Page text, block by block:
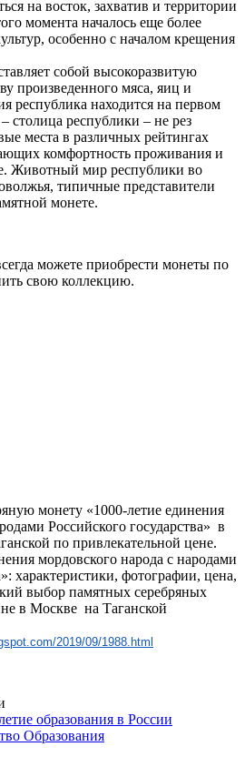
на восток, захватив и территории
момента началось еще более
особенно с началом крещения
собой высокоразвитую
произведенного мяса, яиц и
республика находится на первом
столица республики – не рез
места в различных рейтингах
комфортность проживания и
Животный мир республики во
типичные представители
монете.
можете приобрести монеты по
свою коллекцию.
монету «1000-летие единения
Российского государства» в
по привлекательной цене.
мордовского народа с народами
характеристики, фотографии, цена,
выбор памятных серебряных
в Москве на Таганской
2019/09/1988.html
образования в России
Образования